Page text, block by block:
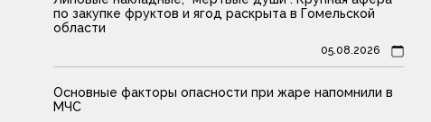
по закупке фруктов и ягод раскрыта в Гомельской
области
05.08.2026
Основные факторы опасности при жаре напомнили в
МЧС